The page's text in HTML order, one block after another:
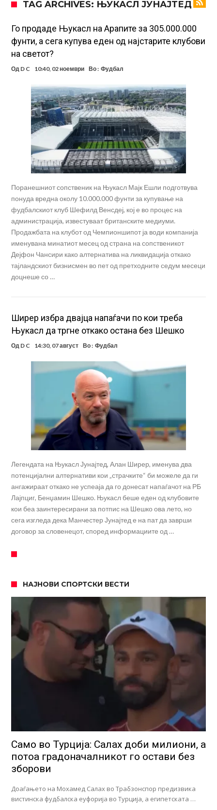
Реал Мадрид ја прекинува потрагата по нов играч за врска
Мекгрегор успешно опериран: Коленото е средено, се враќам
посилен од кога било
Ханси Флик не жали долго за Араухо, туку брзо најде замена во
заМИнува на позајмица!?
Џејк Пол започнува голем напад на УФЦ
Прекините за хидрација станаа бизнис: ФИФА не планира да ги
укине
Француски судија обвинет за семејно насилство – му се заканува
18 месеци затвор
TAG ARCHIVES: ЊУКАСЛ ЈУНАЈТЕД
Го продаде Њукасл на Арапите за 305.000.000
фунти, а сега купува еден од најстарите клубови
на светот?
Од D C 10:40, 02 ноември Во : Фудбал
Поранешниот сопственик на Њукасл Мајк Ешли подготвува
понуда вредна околу 10.000.000 фунти за купување на
фудбалскиот клуб Шефилд Венсдеј, кој е во процес на
администрација, известуваат британските медиуми.
Продажбата на клубот од Чемпионшипот ја води компанија
именувана минатиот месец од страна на сопственикот
Дејфон Чансири како алтернатива на ликвидација откако
тајландскиот бизнисмен во пет од претходните седум месеци
доцнеше со …
Ширер избра двајца напаѓачи по кои треба
Њукасл да тргне откако остана без Шешко
Од D C 14:30, 07 август Во : Фудбал
Легендата на Њукасл Јунајтед, Алан Ширер, именува два
потенцијални алтернативи кои „страчките“ би можеле да ги
ангажираат откако не успеаја да го донесат напаѓачот на РБ
Лајпциг, Бенџамин Шешко. Њукасл беше еден од клубовите
кои беа заинтересирани за потпис на Шешко ова лето, но
сега изгледа дека Манчестер Јунајтед е на пат да заврши
договор за словенецот, според информациите од …
НАЈНОВИ СПОРТСКИ ВЕСТИ
Само во Турција: Салах доби милиони, а
потоа градоначалникот го остави без
зборови
Доаѓањето на Мохамед Салах во Трабзонспор предизвика
вистинска фудбалска еуфорија во Турција, а египетската …